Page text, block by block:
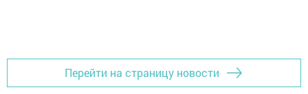
Перейти на страницу новости